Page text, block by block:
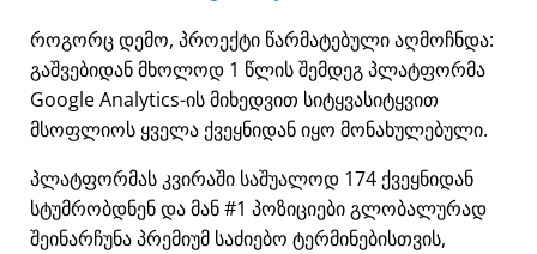
როგორც დემო, პროექტი წარმატებული აღმოჩნდა:
გაშვებიდან მხოლოდ 1 წლის შემდეგ პლატფორმა
Google Analytics-ის მიხედვით სიტყვასიტყვით
მსოფლიოს ყველა ქვეყნიდან იყო მონახულებული.
პლატფორმას კვირაში საშუალოდ 174 ქვეყნიდან
სტუმრობდნენ და მან #1 პოზიციები გლობალურად
შეინარჩუნა პრემიუმ საძიებო ტერმინებისთვის,